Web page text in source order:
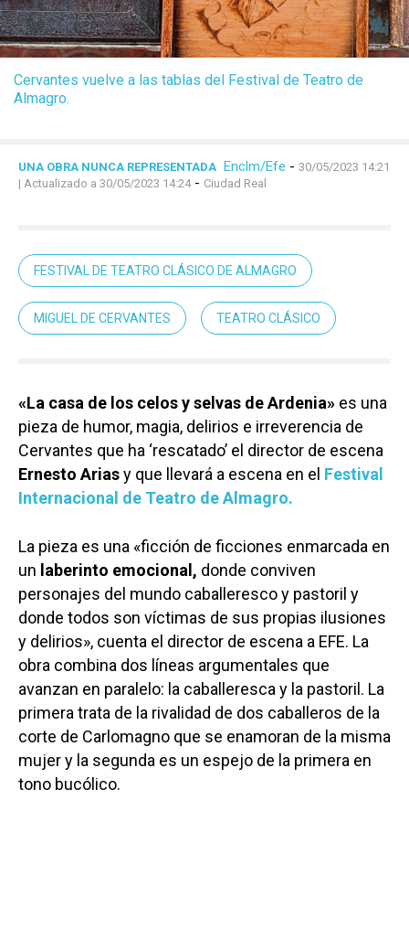
Cervantes vuelve a las tablas del Festival de Teatro de
Almagro.
UNA OBRA NUNCA REPRESENTADA Enclm/Efe - 30/05/2023 14:21
| Actualizado a 30/05/2023 14:24- Ciudad Real
FESTIVAL DE TEATRO CLÁSICO DE ALMAGRO
MIGUEL DE CERVANTES TEATRO CLÁSICO
«La casa de los celos y selvas de Ardenia» es una
pieza de humor, magia, delirios e irreverencia de
Cervantes que ha ‘rescatado’ el director de escena
Ernesto Ariasy que llevará a escena en el Festival
Internacional de Teatro de Almagro.
La pieza es una «ficción de ficciones enmarcada en
un laberinto emocional, donde conviven
personajes del mundo caballeresco y pastoril y
donde todos son víctimas de sus propias ilusiones
y delirios», cuenta el director de escena a EFE. La
obra combina dos líneas argumentales que
avanzan en paralelo: la caballeresca y la pastoril. La
primera trata de la rivalidad de dos caballeros de la
corte de Carlomagno que se enamoran de la misma
mujer y la segunda es un espejo de la primera en
tono bucólico.